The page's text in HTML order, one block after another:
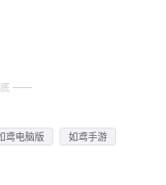
鸢电脑版
如鸢手游